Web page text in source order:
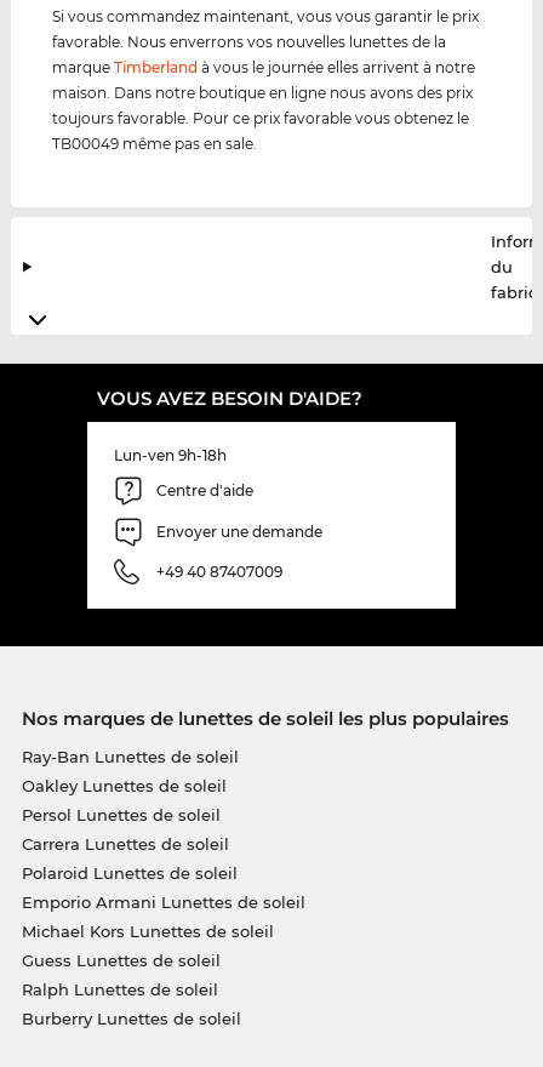
Si vous commandez maintenant, vous vous garantir le prix
favorable. Nous enverrons vos nouvelles lunettes de la
marqueTimberland à vous le journée elles arrivent à notre
maison. Dans notre boutique en ligne nous avons des prix
toujours favorable. Pour ce prix favorable vous obtenez le
TB00049 même pas en sale.
du
VOUS AVEZ BESOIN D'AIDE?
Lun-ven 9h-18h
Centre d'aide
Envoyer une demande
+49 40 87407009
Nos marques de lunettes de soleil les plus populaires
Ray-Ban Lunettes de soleil
Oakley Lunettes de soleil
Persol Lunettes de soleil
Carrera Lunettes de soleil
Polaroid Lunettes de soleil
Emporio Armani Lunettes de soleil
Michael Kors Lunettes de soleil
Guess Lunettes de soleil
Ralph Lunettes de soleil
Burberry Lunettes de soleil